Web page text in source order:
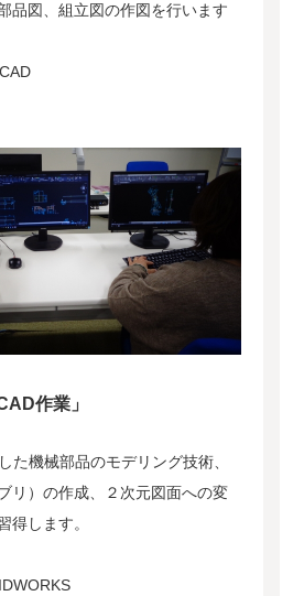
品図、組立図の作図を行います
作業」
た機械部品のモデリング技術、
リ）の作成、２次元図面への変
得します。